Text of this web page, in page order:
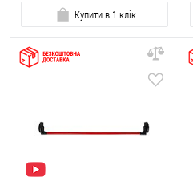
Купити в 1 клік